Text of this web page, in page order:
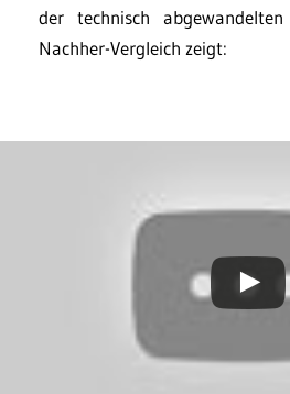
der technisch
Nachher-Vergleich zeigt: